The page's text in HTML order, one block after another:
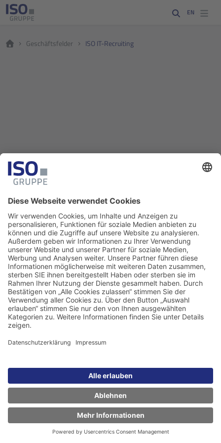
EN
Geschäftsfelder ISO IT-Recruiting
Cookie-Verwaltung
FAQ zur ISO-Gruppe